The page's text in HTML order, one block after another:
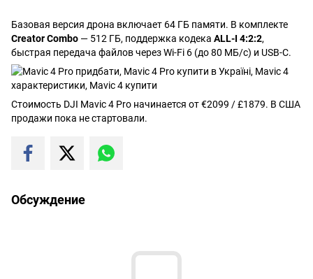
Базовая версия дрона включает 64 ГБ памяти. В комплекте
Creator Combo — 512 ГБ, поддержка кодека ALL-I 4:2:2,
быстрая передача файлов через Wi-Fi 6 (до 80 МБ/с) и USB-C.
Стоимость DJI Mavic 4 Pro начинается от €2099 / £1879. В США
продажи пока не стартовали.
Обсуждение